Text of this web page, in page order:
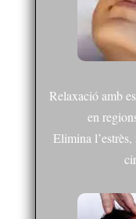
Relaxació amb
en
Elimina